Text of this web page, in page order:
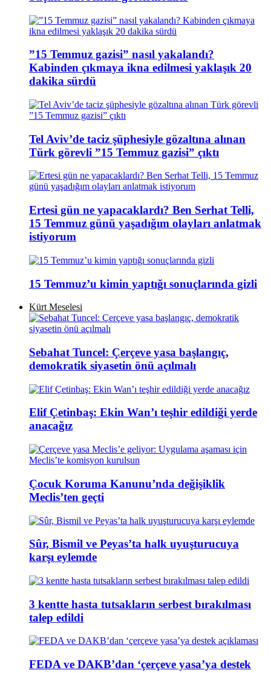
”15 Temmuz gazisi” nasıl yakalandı?
Kabinden çıkmaya ikna edilmesi yaklaşık 20
dakika sürdü
Tel Aviv’de taciz şüphesiyle gözaltına alınan
Türk görevli ”15 Temmuz gazisi” çıktı
Ertesi gün ne yapacaklardı? Ben Serhat Telli,
15 Temmuz günü yaşadığım olayları anlatmak
istiyorum
15 Temmuz’u kimin yaptığı sonuçlarında gizli
Kürt Meselesi
Sebahat Tuncel: Çerçeve yasa başlangıç,
demokratik siyasetin önü açılmalı
Elif Çetinbaş: Ekin Wan’ı teşhir edildiği yerde
anacağız
Çocuk Koruma Kanunu’nda değişiklik
Meclis’ten geçti
Sûr, Bismil ve Peyas’ta halk uyuşturucuya
karşı eylemde
3 kentte hasta tutsakların serbest bırakılması
talep edildi
FEDA ve DAKB’dan ‘çerçeve yasa’ya destek